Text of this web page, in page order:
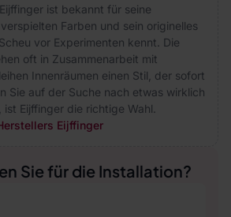
ist bekannt für seine
Farben und sein originelles
vor Experimenten kennt. Die
oft in Zusammenarbeit mit
Innenräumen einen Stil, der sofort
Sie auf der Suche nach etwas wirklich
Eijffinger die richtige Wahl.
Eijffinger
Sie für die Installation?